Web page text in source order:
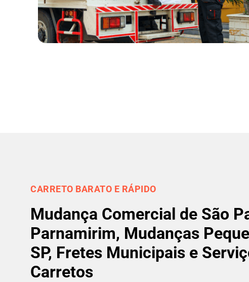
CARRETO BARATO E RÁPIDO
Mudança Comercial de São
Parnamirim, Mudanças
SP, Fretes Municipais e
Carretos